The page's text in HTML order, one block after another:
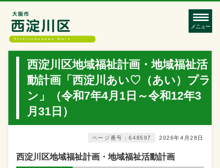
メニュー
西淀川区地域福祉計画・地域福祉活
動計画「西淀川あい♡（あい）プラ
ン」（令和7年4月1日～令和12年3
月31日）
2026年4月28日
ページ番号：648597
西淀川区地域福祉計画・地域福祉活動計画